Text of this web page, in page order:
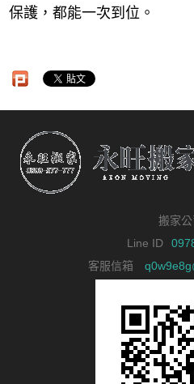
保護，都能一次到位。
搬家公
Line ID
客服信箱